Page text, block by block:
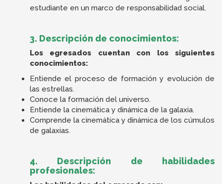
estudiante en un marco de responsabilidad social.
3. Descripción de conocimientos:
Los egresados cuentan con los siguientes
conocimientos:
Entiende el proceso de formación y evolución de
las estrellas.
Conoce la formación del universo.
Entiende la cinemática y dinámica de la galaxia.
Comprende la cinemática y dinámica de los cúmulos
de galaxias.
4. Descripción de habilidades
profesionales: